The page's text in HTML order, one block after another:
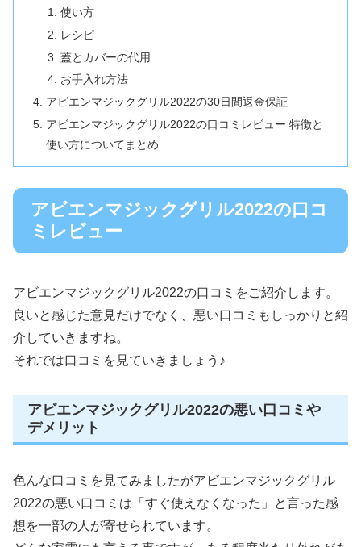
使い方
レシピ
蓋とカバーの代用
お手入れ方法
アビエンマジックグリル2022の30日間返金保証
アビエンマジックグリル2022の口コミレビュー 特徴と
使い方についてまとめ
アビエンマジックグリル2022の口コ
ミレビュー
アビエンマジックグリル2022の口コミをご紹介します。
良いと感じた意見だけでなく、悪い口コミもしっかりと紹
介していきますね。
それでは口コミを見ていきましょう♪
アビエンマジックグリル2022の悪い口コミや
デメリット
色んな口コミを見てみましたがアビエンマジックグリル
2022の悪い口コミは「すぐ使えなくなった」と言った感
想を一部の人が寄せられています。